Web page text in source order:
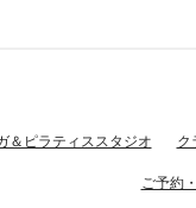
ピラティススタジオ ク
ご予約